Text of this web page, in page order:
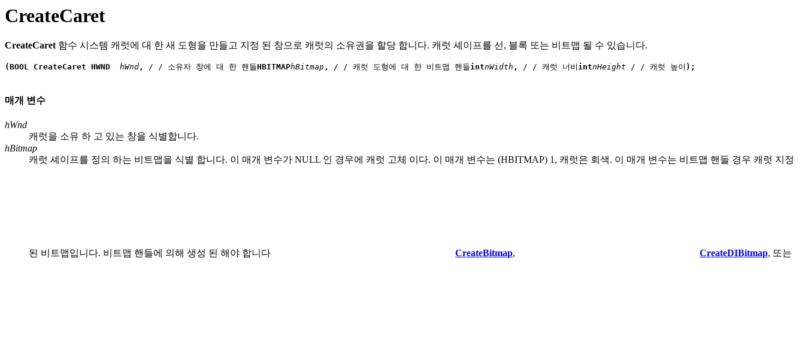
CreateCaret
CreateCaret함수 시스템 캐럿에 대 한 새 도형을 만들고 지정 된 창으로 캐럿의 소유권을 할당 합니다. 캐럿 셰이프를 선, 블록 또는 비트맵 될 수 있습니다.
(BOOL CreateCaret HWND hWnd, / / 소유자 창에 대 한 핸들HBITMAPhBitmap, / / 캐럿 도형에 대 한 비트맵 핸들intnWidth , / / 캐럿 너비intnHeight / / 캐럿 높이 );
매개 변수
hWnd
캐럿을 소유 하 고 있는 창을 식별합니다.
hBitmap
캐럿 셰이프를 정의 하는 비트맵을 식별 합니다. 이 매개 변수가 NULL 인 경우에 캐럿 고체 이다. 이 매개 변수는 (HBITMAP) 1, 캐럿은 회색. 이 매개 변수는 비트맵 핸들 경우 캐럿 지정
된 비트맵입니다. 비트맵 핸들에 의해 생성 된 해야 합니다 CreateBitmap, CreateDIBitmap, 또는